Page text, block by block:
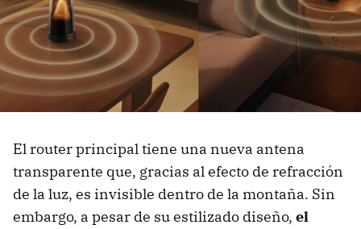
El router principal tiene una nueva antena
transparente que, gracias al efecto de refracción
de la luz, es invisible dentro de la montaña. Sin
embargo, a pesar de su estilizado diseño, el